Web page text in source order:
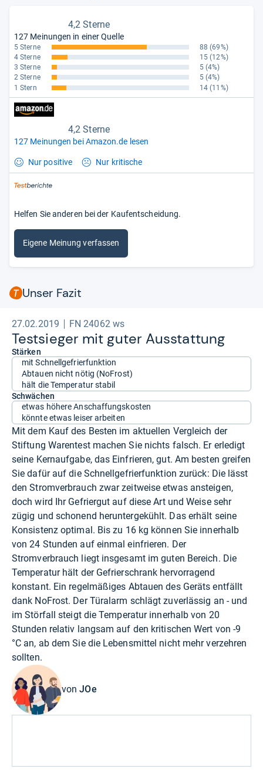
4,2 Sterne
127 Meinungen in einer Quelle
5 Sterne 88 (69%)
4 Sterne
15 (12%)
3 Sterne
5 (4%)
2 Sterne
5 (4%)
1 Stern
14 (11%)
4,2 Sterne
127 Meinungen bei Amazon.de lesen
Nur positive Nur kritische
Helfen Sie anderen bei der Kaufentscheidung.
Eigene Meinung verfassen
Unser Fazit
27.02.2019 FN 24062 ws
Test­sie­ger mit guter Aus­stat­tung
Stärken
mit Schnellgefrierfunktion
Abtauen nicht nötig (NoFrost)
hält die Temperatur stabil
Schwächen
etwas höhere Anschaffungskosten
könnte etwas leiser arbeiten
Mit dem Kauf des Besten im aktuellen Vergleich der
Stiftung Warentest machen Sie nichts falsch. Er erledigt
seine Kernaufgabe, das Einfrieren, gut. Am besten greifen
Sie dafür auf die Schnellgefrierfunktion zurück: Die lässt
den Stromverbrauch zwar zeitweise etwas ansteigen,
doch wird Ihr Gefriergut auf diese Art und Weise sehr
zügig und schonend heruntergekühlt. Das erhält seine
Konsistenz optimal. Bis zu 16 kg können Sie innerhalb
von 24 Stunden auf einmal einfrieren. Der
Stromverbrauch liegt insgesamt im guten Bereich. Die
Temperatur hält der Gefrierschrank hervorragend
konstant. Ein regelmäßiges Abtauen des Geräts entfällt
dank NoFrost. Der Türalarm schlägt zuverlässig an - und
im Störfall steigt die Temperatur innerhalb von 20
Stunden relativ langsam auf den kritischen Wert von -9
°C an, ab dem Sie die Lebensmittel nicht mehr verzehren
sollten.
vonJOe